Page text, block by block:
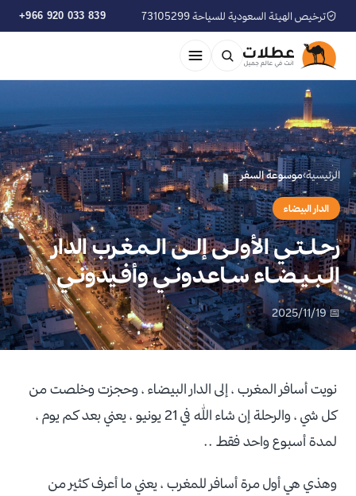
ترخيص الهيئة السعودية للسياحة 73105299 +966 920 033 839
الرئيسية›موسوعة السفر
الدار البيضاء
رحـلـتـي الأولـى إلــى الـمـغـرب الدار
الـبـيـضـاء سـاعـدونـي وأفـيدونـي
📅 2025/11/19
نويت أسافر المغرب ، إلى الدار البيضاء ، وحجزت وخلصت من
كل شي ، والرحلة إن شاء الله في 21 يونيو ، يعني بعد كم يوم ،
لمدة أسبوع واحد فقط ..
وهذي هي أول مرة أسافر للمغرب ، يعني ما أعرف كثير من